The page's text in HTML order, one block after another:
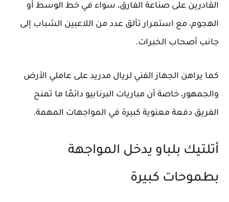
القادرين على صناعة الفارق، سواء في خط الوسط أو
الهجوم، مع استمرار تألق عدد من اللاعبين الشباب إلى
جانب أصحاب الخبرات.
كما يراهن الجهاز الفني لريال مدريد على عاملي الأرض
والجمهور، خاصة أن مباريات البرنابيو دائمًا ما تمنح
الفريق دفعة معنوية كبيرة في المواجهات المهمة.
أتلتيك بلباو يدخل المواجهة
بطموحات كبيرة